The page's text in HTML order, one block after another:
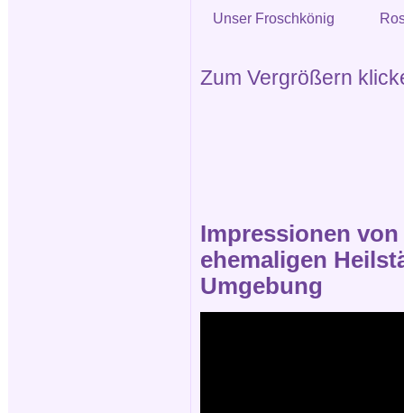
Unser Froschkönig
Zum Vergrößern
Impressionen
ehemaligen
Umgebung